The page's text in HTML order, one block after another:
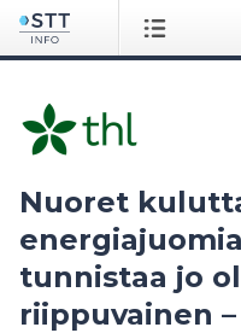
Nuoret
tunnistaa jo
riippuvainen